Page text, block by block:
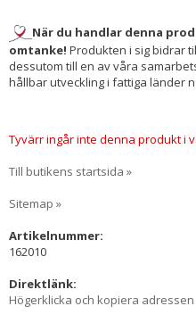
När du handlar denna
omtanke! Produkten i sig bidrar
dessutom till en av våra
hållbar utveckling i fattiga länder
Tyvärr ingår inte denna produkt i
Till butikens startsida »
Sitemap »
Artikelnummer:
162010
Direktlänk:
Högerklicka och kopiera adressen